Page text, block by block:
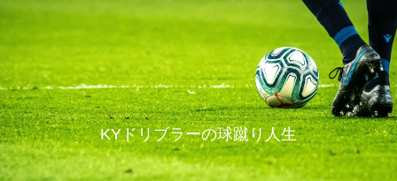
KYドリブラーの球蹴り人生